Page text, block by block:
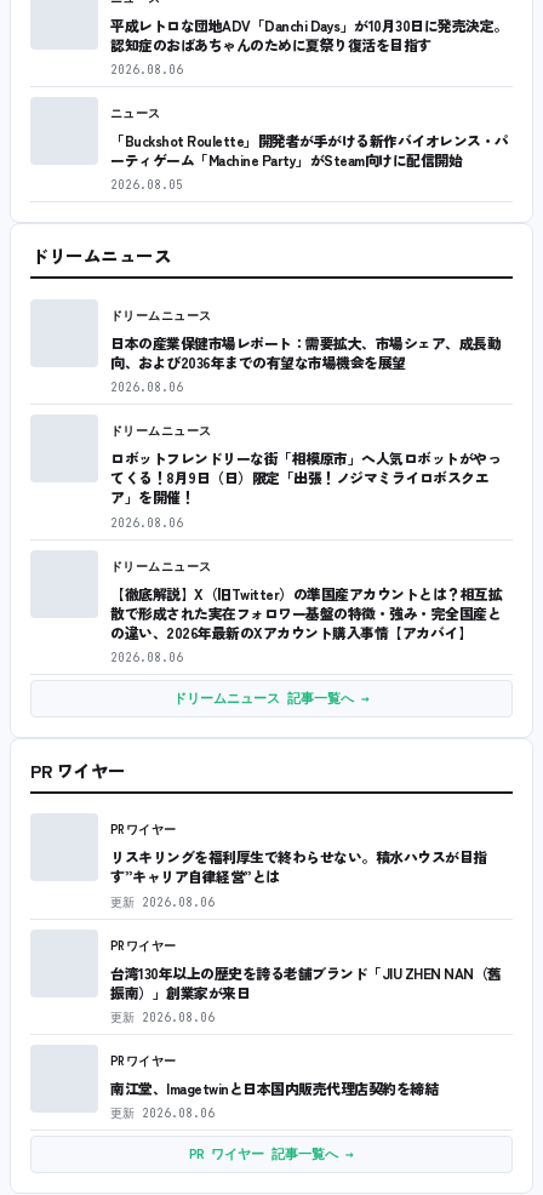
平成レトロな団地ADV「Danchi Days」が10月30日に発売決定。
認知症のおばあちゃんのために夏祭り復活を目指す
2026.08.06
ニュース
「Buckshot Roulette」開発者が手がける新作バイオレンス・パ
ーティゲーム「Machine Party」がSteam向けに配信開始
2026.08.05
ドリームニュース
ドリームニュース
日本の産業保健市場レポート：需要拡大、市場シェア、成長動
向、および2036年までの有望な市場機会を展望
2026.08.06
ドリームニュース
ロボットフレンドリーな街「相模原市」へ人気ロボットがやっ
てくる！8月9日（日）限定「出張！ノジマミライロボスクエ
ア」を開催！
2026.08.06
ドリームニュース
【徹底解説】X（旧Twitter）の準国産アカウントとは？相互拡
散で形成された実在フォロワー基盤の特徴・強み・完全国産と
の違い、2026年最新のXアカウント購入事情【アカバイ】
2026.08.06
ドリームニュース 記事一覧へ →
PR ワイヤー
PRワイヤー
リスキリングを福利厚生で終わらせない。積水ハウスが目指
す”キャリア自律経営”とは
更新 2026.08.06
PRワイヤー
台湾130年以上の歴史を誇る老舗ブランド「JIU ZHEN NAN（舊
振南）」創業家が来日
更新 2026.08.06
PRワイヤー
南江堂、Imagetwinと日本国内販売代理店契約を締結
更新 2026.08.06
PR ワイヤー 記事一覧へ →